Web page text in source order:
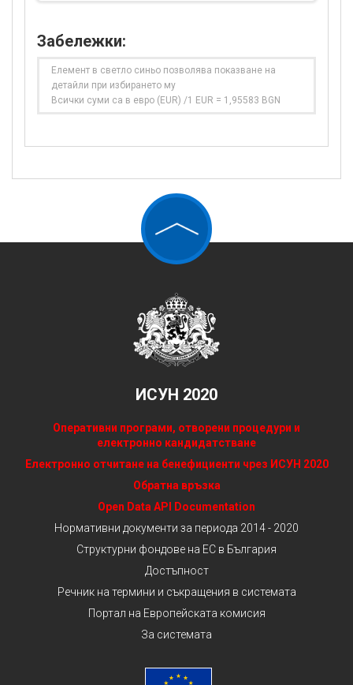
Забележки:
Елемент в светло синьо позволява показване на
детайли при избирането му
Всички суми са в евро (EUR) /1 EUR = 1,95583 BGN
ИСУН 2020
Оперативни програми, отворени процедури и
електронно кандидатстване
Електронно отчитане на бенефициенти чрез ИСУН 2020
Обратна връзка
Open Data API Documentation
Нормативни документи за периода 2014 - 2020
Структурни фондове на ЕС в България
Достъпност
Речник на термини и съкращения в системата
Портал на Европейската комисия
За системата